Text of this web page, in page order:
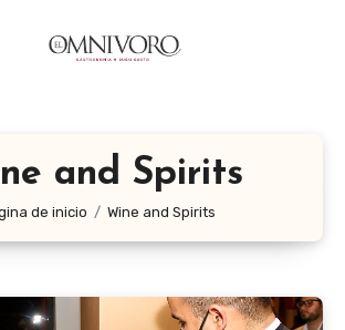
and Spirits
de inicio Wine and Spirits